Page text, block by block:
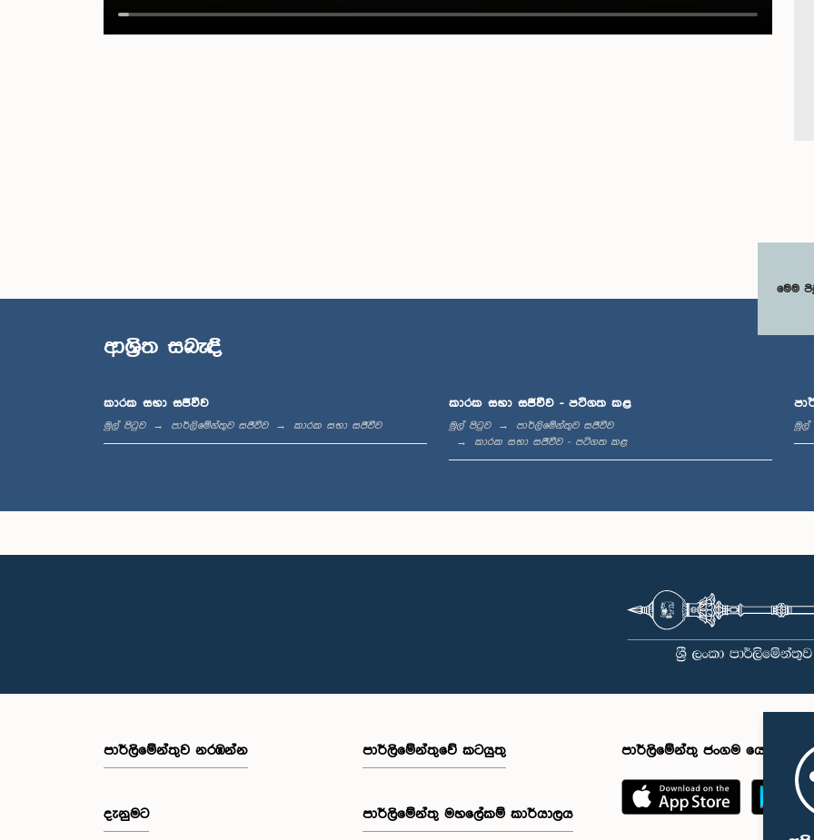
මෙම
ආශ්‍රිත සබැඳි
කාරක සභා සජීවීව
මුල් පිටුව පාර්ලිමේන්තුව සජීවීව කාරක සභා සජීවීව
කාරක සභා සජීවීව - පටිගත කළ
මුල් පිටුව
පාර්ලිමේන්තුව සජීවීව
කාරක සභා සජීවීව - පටිගත කළ
මුල්
පාර්ලි‌මේන්තුව නරඹන්න
දැනුමට
පාර්ලිමේන්තුවේ කටයුතු
පාර්ලිමේන්තු මහලේකම් කාර්යාලය
පාර්ලිමේන්තු ජංගම යෙදුම